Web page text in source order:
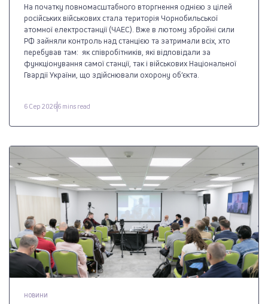
На початку повномасштабного вторгнення однією з цілей
російських військових стала територія Чорнобильської
атомної електростанції (ЧАЕС). Вже в лютому збройні сили
РФ зайняли контроль над станцією та затримали всіх, хто
перебував там: як співробітників, які відповідали за
функціонування самої станції, так і військових Національної
Гвардії України, що здійснювали охорону об’єкта.
6 Сер 20266 mins read
НОВИНИ